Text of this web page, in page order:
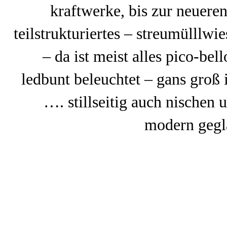
kraftwerke, bis zur
teilstrukturiertes –
– da ist meist alles pico-
ledbunt beleuchtet – gans
…. stillseitig auch nischen
modern